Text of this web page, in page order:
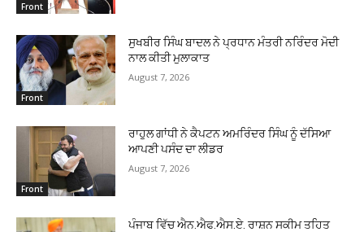
Front
Front
ਸੁਖਬੀਰ ਸਿੰਘ ਬਾਦਲ ਨੇ ਪ੍ਰਧਾਨ ਮੰਤਰੀ ਨਰਿੰਦਰ ਮੋਦੀ
ਨਾਲ ਕੀਤੀ ਮੁਲਾਕਾਤ
August 7, 2026
Front
ਰਾਹੁਲ ਗਾਂਧੀ ਨੇ ਕੈਪਟਨ ਅਮਰਿੰਦਰ ਸਿੰਘ ਨੂੰ ਦੱਸਿਆ
ਆਪਣੀ ਪਸੰਦ ਦਾ ਲੀਡਰ
August 7, 2026
ਪੰਜਾਬ ਵਿੱਚ ਐਨ.ਐਫ.ਐਸ.ਏ. ਰਾਸ਼ਨ ਸਕੀਮ ਤਹਿਤ